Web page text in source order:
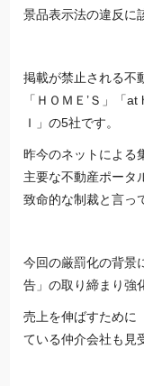
景品表示法の違反に
掲載が禁止される不
「ＨＯＭＥ’Ｓ」「
Ｉ」の5社です。
昨今のネットによる
主要な不動産ポータ
致命的な制裁と言っ
今回の厳罰化の背景
告」の取り締まり強
売上を伸ばすために
ている仲介会社も見